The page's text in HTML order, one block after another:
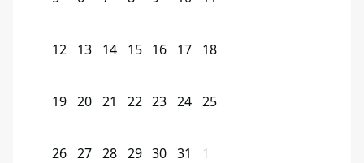
12 13 14 15 16 17 18
19 20 21 22 23 24 25
26 27 28 29 30 31 1